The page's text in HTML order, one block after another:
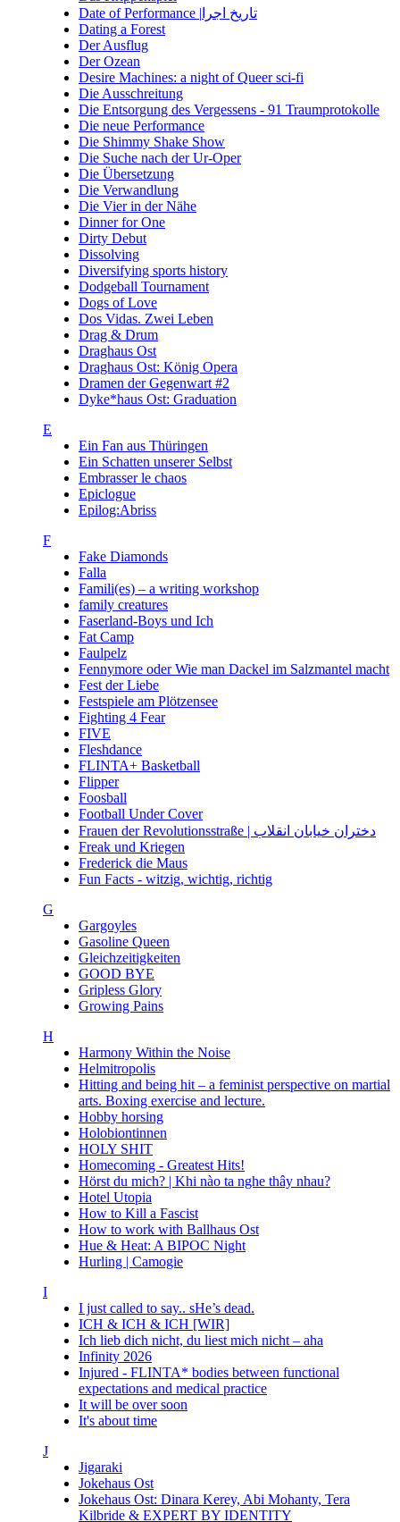
Date of Performance |تاریخ اجرا
Dating a Forest
Der Ausflug
Der Ozean
Desire Machines: a night of Queer sci-fi
Die Ausschreitung
Die Entsorgung des Vergessens - 91 Traumprotokolle
Die neue Performance
Die Shimmy Shake Show
Die Suche nach der Ur-Oper
Die Übersetzung
Die Verwandlung
Die Vier in der Nähe
Dinner for One
Dirty Debut
Dissolving
Diversifying sports history
Dodgeball Tournament
Dogs of Love
Dos Vidas. Zwei Leben
Drag & Drum
Draghaus Ost
Draghaus Ost: König Opera
Dramen der Gegenwart #2
Dyke*haus Ost: Graduation
E
Ein Fan aus Thüringen
Ein Schatten unserer Selbst
Embrasser le chaos
Epiclogue
Epilog:Abriss
F
Fake Diamonds
Falla
Famili(es) – a writing workshop
family creatures
Faserland-Boys und Ich
Fat Camp
Faulpelz
Fennymore oder Wie man Dackel im Salzmantel macht
Fest der Liebe
Festspiele am Plötzensee
Fighting 4 Fear
FIVE
Fleshdance
FLINTA+ Basketball
Flipper
Foosball
Football Under Cover
Frauen der Revolutionsstraße | دختران خیابان انقلاب
Freak und Kriegen
Frederick die Maus
Fun Facts - witzig, wichtig, richtig
G
Gargoyles
Gasoline Queen
Gleichzeitigkeiten
GOOD BYE
Gripless Glory
Growing Pains
H
Harmony Within the Noise
Helmitropolis
Hitting and being hit – a feminist perspective on martial
arts. Boxing exercise and lecture.
Hobby horsing
Holobiontinnen
HOLY SHIT
Homecoming - Greatest Hits!
Hörst du mich? | Khi nào ta nghe thây nhau?
Hotel Utopia
How to Kill a Fascist
How to work with Ballhaus Ost
Hue & Heat: A BIPOC Night
Hurling | Camogie
I
I just called to say.. sHe’s dead.
ICH & ICH & ICH [WIR]
Ich lieb dich nicht, du liest mich nicht – aha
Infinity 2026
Injured - FLINTA* bodies between functional
expectations and medical practice
It will be over soon
It's about time
J
Jigaraki
Jokehaus Ost
Jokehaus Ost: Dinara Kerey, Abi Mohanty, Tera
Kilbride & EXPERT BY IDENTITY